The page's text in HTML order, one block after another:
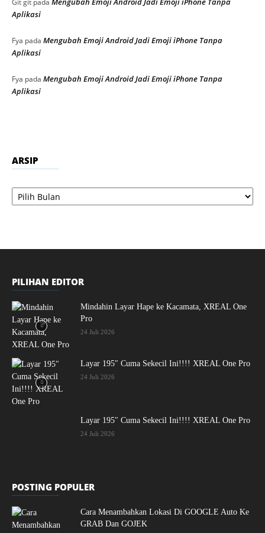
Git git pada
Aplikasi
Fya pada Mengubah Emoji Android Jadi Emoji iPhone Tanpa
Aplikasi
Fya pada Mengubah Emoji Android Jadi Emoji iPhone Tanpa
Aplikasi
ARSIP
Arsip
PILIHAN EDITOR
Mindahin Layar Hape ke Kacamata, XREAL One
Pro
24 Juli 2026
Layar 195″ Cuma Sekecil Ini!!!! XREAL One Pro
24 Juli 2026
Layar 195″ Cuma Sekecil Ini!!!! XREAL One Pro
24 Juli 2026
POSTING POPULER
Cara Menambahkan Lokasi Di GOOGLE Auto Ke
GRAB Dan GOJEK